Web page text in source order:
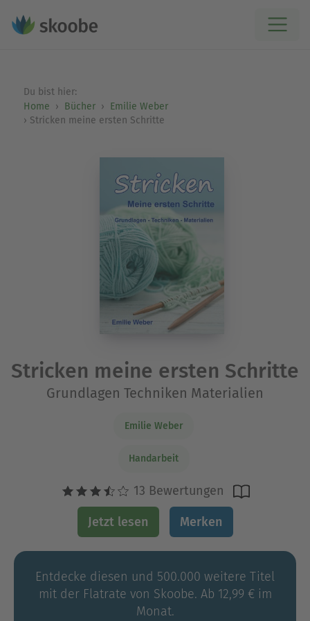
Du bist hier:
Home
Bücher
Emilie Weber
Stricken meine ersten Schritte
Stricken meine ersten Schritte
Grundlagen Techniken Materialien
Emilie Weber
Handarbeit
13 Bewertungen
Jetzt lesen Merken
Entdecke diesen und 500.000 weitere Titel
mit der Flatrate von Skoobe. Ab 12,99 € im
Monat.